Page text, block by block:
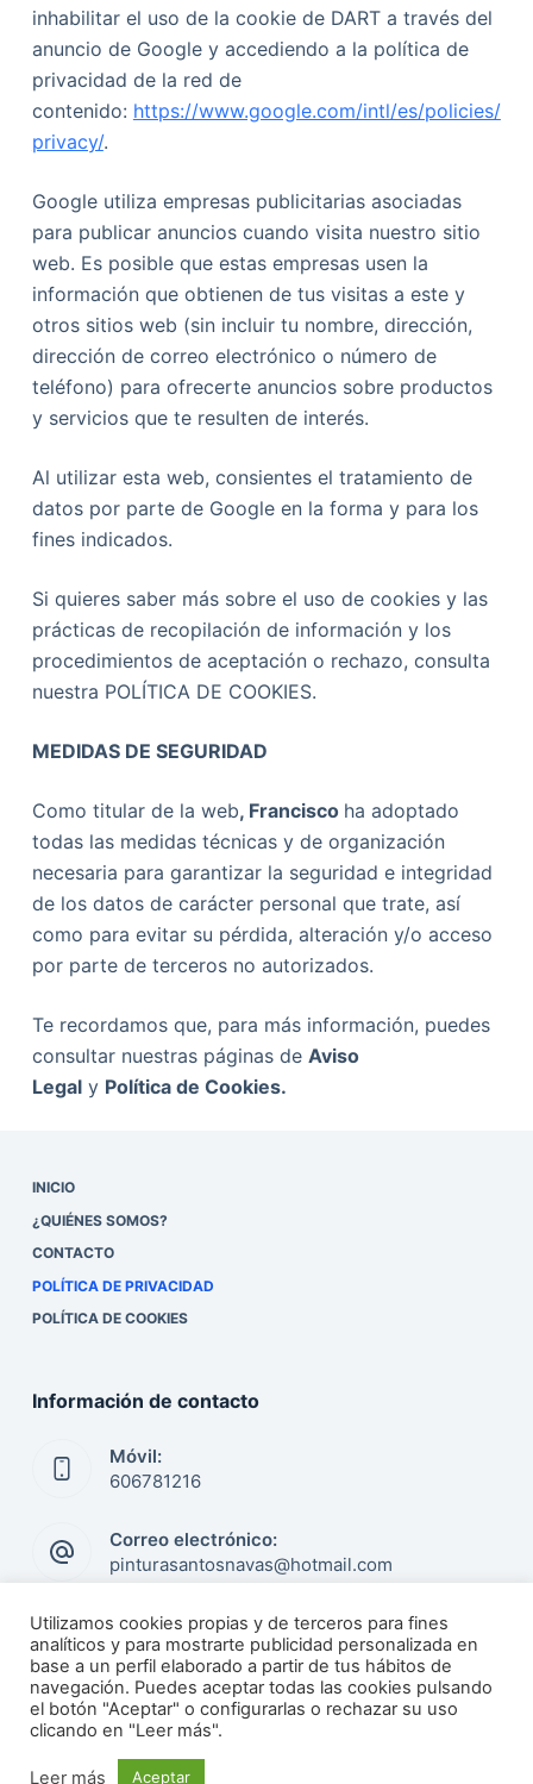
inhabilitar el uso de la cookie de DART a través del
anuncio de Google y accediendo a la política de
privacidad de la red de
contenido: https://www.google.com/intl/es/policies/
privacy/.
Google utiliza empresas publicitarias asociadas
para publicar anuncios cuando visita nuestro sitio
web. Es posible que estas empresas usen la
información que obtienen de tus visitas a este y
otros sitios web (sin incluir tu nombre, dirección,
dirección de correo electrónico o número de
teléfono) para ofrecerte anuncios sobre productos
y servicios que te resulten de interés.
Al utilizar esta web, consientes el tratamiento de
datos por parte de Google en la forma y para los
fines indicados.
Si quieres saber más sobre el uso de cookies y las
prácticas de recopilación de información y los
procedimientos de aceptación o rechazo, consulta
nuestra POLÍTICA DE COOKIES.
MEDIDAS DE SEGURIDAD
Como titular de la web, Francisco ha adoptado
todas las medidas técnicas y de organización
necesaria para garantizar la seguridad e integridad
de los datos de carácter personal que trate, así
como para evitar su pérdida, alteración y/o acceso
por parte de terceros no autorizados.
Te recordamos que, para más información, puedes
consultar nuestras páginas de Aviso
Legaly Política de Cookies.
INICIO
¿QUIÉNES SOMOS?
CONTACTO
POLÍTICA DE PRIVACIDAD
POLÍTICA DE COOKIES
Información de contacto
Móvil:
606781216
Correo electrónico:
pinturasantosnavas@hotmail.com
Síguenos en redes sociales
Utilizamos cookies propias y de terceros para fines
analíticos y para mostrarte publicidad personalizada en
base a un perfil elaborado a partir de tus hábitos de
navegación. Puedes aceptar todas las cookies pulsando
el botón "Aceptar" o configurarlas o rechazar su uso
clicando en "Leer más".
Leer más Aceptar